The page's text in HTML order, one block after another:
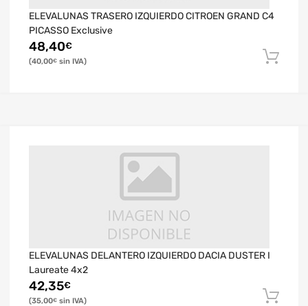
ELEVALUNAS TRASERO IZQUIERDO CITROEN GRAND C4
PICASSO Exclusive
48,40€
40,00€
ELEVALUNAS DELANTERO IZQUIERDO DACIA DUSTER I
Laureate 4x2
42,35€
35,00€